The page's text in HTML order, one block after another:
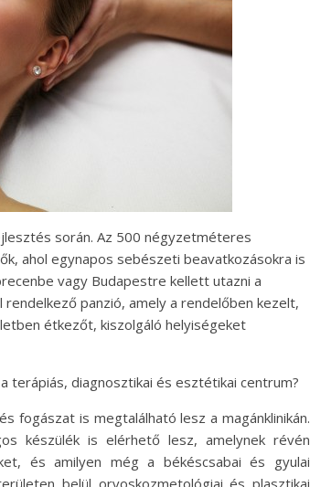
során. Az 500 négyzetméteres
ahol egynapos sebészeti beavatkozásokra is
vagy Budapestre kellett utazni a
panzió, amely a rendelőben kezelt,
étkezőt, kiszolgáló helyiségeket
terápiás, diagnosztikai és esztétikai centrum?
fogászat is megtalálható lesz a magánklinikán.
készülék is elérhető lesz, amelynek révén
és amilyen még a békéscsabai és gyulai
belül orvoskozmetológiai és plasztikai